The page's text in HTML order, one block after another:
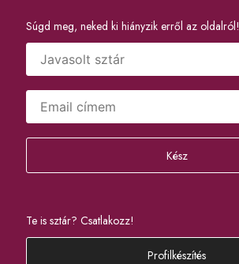
Súgd meg, neked ki hiányzik erről az oldalról!
Kész
Te is sztár? Csatlakozz!
Profilkészítés